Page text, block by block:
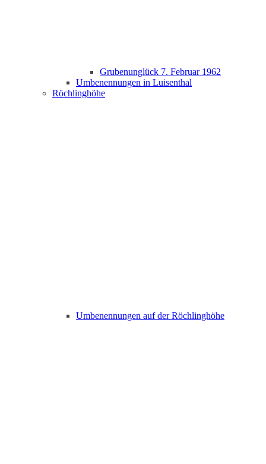
Grubenunglück 7. Februar 1962
Umbenennungen in Luisenthal
Röchlinghöhe
Umbenennungen auf der Röchlinghöhe